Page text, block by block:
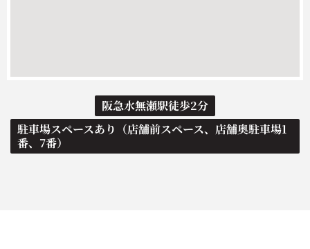
阪急水無瀬駅徒歩2分
駐車場スペースあり（店舗前スペース、店舗奥駐車場1
番、7番）